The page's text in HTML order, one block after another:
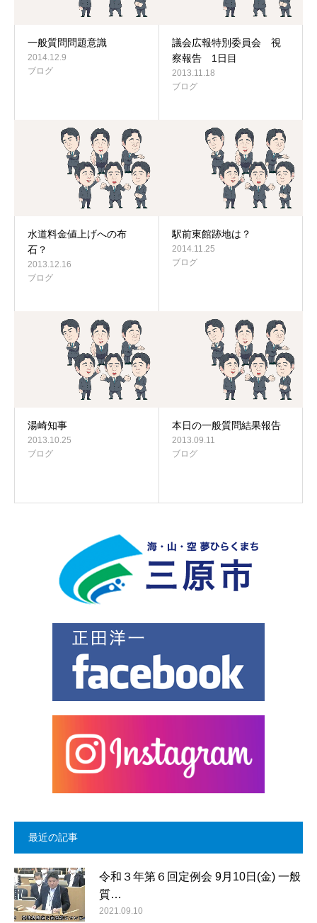
一般質問問題意識
2014.12.9
ブログ
議会広報特別委員会 視
察報告 1日目
2013.11.18
ブログ
水道料金値上げへの布
石？
2013.12.16
ブログ
駅前東館跡地は？
2014.11.25
ブログ
湯崎知事
2013.10.25
ブログ
本日の一般質問結果報告
2013.09.11
ブログ
最近の記事
令和３年第６回定例会 9月10日(金) 一般
質…
2021.09.10